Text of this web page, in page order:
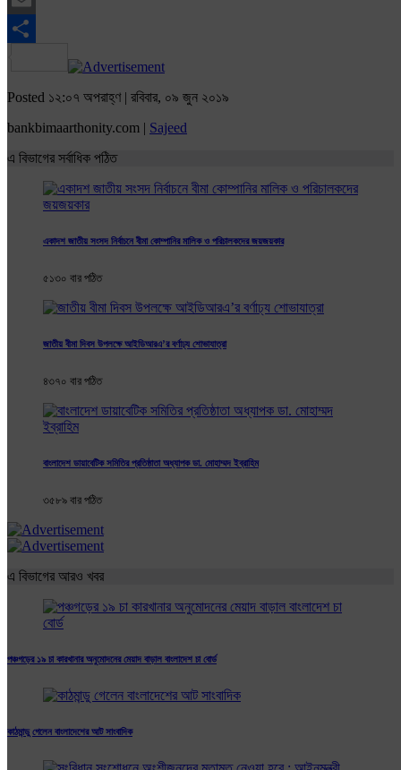
Email
Share
Posted ১২:০৭ অপরাহ্ণ | রবিবার, ০৯ জুন ২০১৯
bankbimaarthonity.com | Sajeed
এ বিভাগের সর্বাধিক পঠিত
একাদশ জাতীয় সংসদ নির্বাচনে বীমা কোম্পানির মালিক ও পরিচালকদের জয়জয়কার
৫১৩০ বার পঠিত
জাতীয় বীমা দিবস উপলক্ষে আইডিআরএ’র বর্ণাঢ্য শোভাযাত্রা
৪৩৭০ বার পঠিত
বাংলাদেশ ডায়াবেটিক সমিতির প্রতিষ্ঠাতা অধ্যাপক ডা. মোহাম্মদ ইব্রাহিম
৩৫৮৯ বার পঠিত
এ বিভাগের আরও খবর
পঞ্চগড়ের ১৯ চা কারখানার অনুমোদনের মেয়াদ বাড়াল বাংলাদেশ চা বোর্ড
কাঠমান্ডু গেলেন বাংলাদেশের আট সাংবাদিক